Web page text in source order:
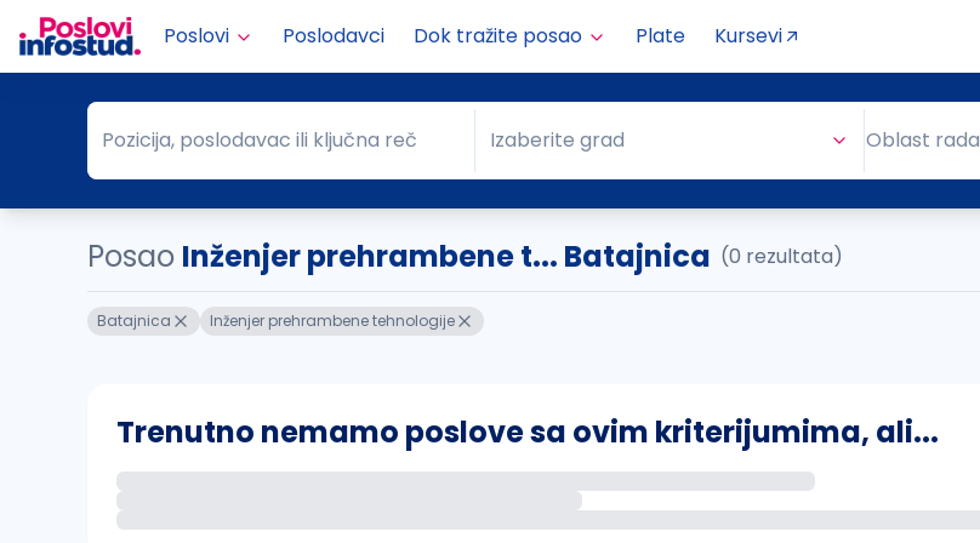
Poslovi Poslodavci Dok tražite posao Plate Kursevi
Pozicija, poslodavac ili ključna reč
Pozicija, poslodavac ili ključna reč Grad
Izaberite grad Oblast rada
Posao Inženjer prehrambene t... Batajnica (0 rezultata)
Batajnica Inženjer prehrambene tehnologije
Trenutno nemamo poslove sa ovim kriterijumima, ali...